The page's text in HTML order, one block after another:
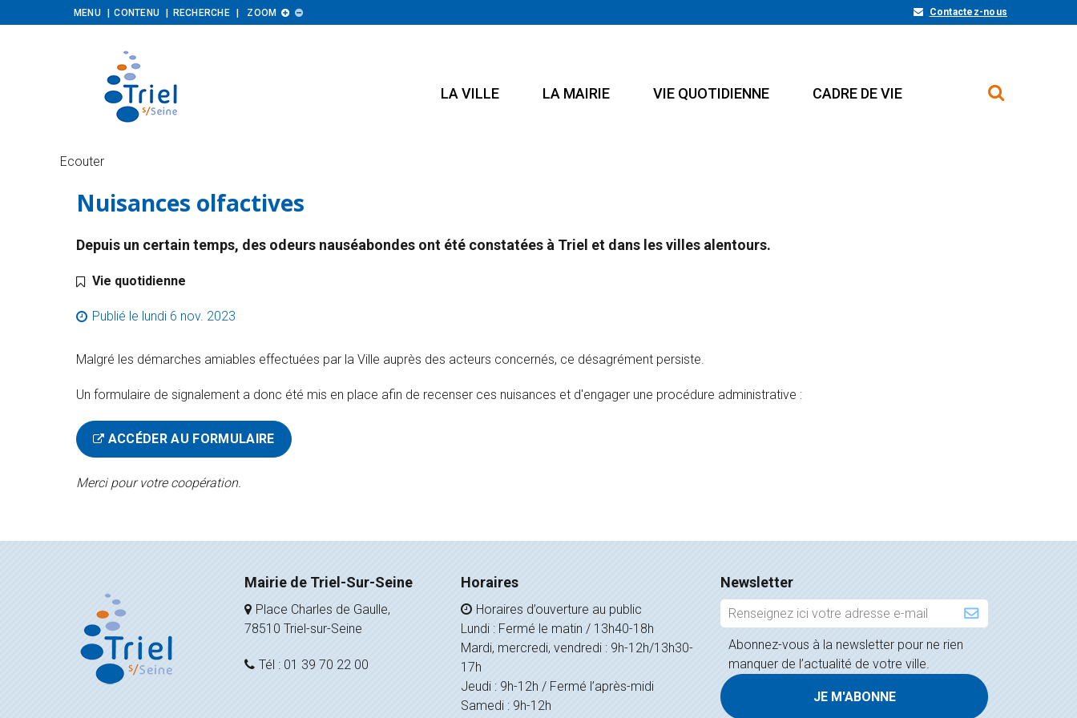
MENU CONTENU RECHERCHE ZOOM Augmenter

Diminuer
 Contactez-nous
LA VILLE LA MAIRIE VIE QUOTIDIENNE CADRE DE VIE
Ecouter
Nuisances olfactives
Depuis un certain temps, des odeurs nauséabondes ont été constatées à Triel et dans les villes alentours.
Catégorie :
Vie quotidienne
Publié le lundi 6 nov. 2023
Malgré les démarches amiables effectuées par la Ville auprès des acteurs concernés, ce désagrément persiste.
Un formulaire de signalement a donc été mis en place afin de recenser ces nuisances et d'engager une procédure administrative :
ACCÉDER AU FORMULAIRE
Merci pour votre coopération.
Mairie de Triel-Sur-Seine
Place Charles de Gaulle,
78510 Triel-sur-Seine
Tél : 01 39 70 22 00
Horaires
Horaires d’ouverture au public
Lundi : Fermé le matin / 13h40-18h
Mardi, mercredi, vendredi : 9h-12h/13h30-
17h
Jeudi : 9h-12h / Fermé l’après-midi
Samedi : 9h-12h
Newsletter
Inscription
à
la
newsletter
Abonnez-vous à la newsletter pour ne rien
manquer de l’actualité de votre ville.